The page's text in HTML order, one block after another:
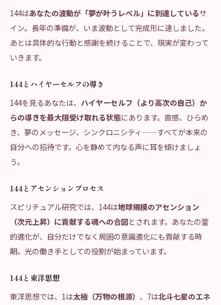
144はあなたの波動が「夢が叶うレベル」に到達しているサ
イン。長年の準備が、いま波動として完成形に達しました。
あとは具体的な行動と感謝を続けることで、現実が変わって
いきます。
144とハイヤーセルフの導き
144を見るあなたは、 ハイヤーセルフ（より高次の自己）か
らの導きを最大限受け取れる状態にあります。直感、ひらめ
き、夢のメッセージ、シンクロニシティ——すべてが本来の
自分への招待です。心を静めて内なる声に耳を傾けましょ
う。
144とアセンションプロセス
スピリチュアル研究では、144は地球規模のアセンション
（次元上昇）に貢献する魂への合図とされます。あなたの霊
的進化が、自分だけでなく周囲の意識進化にも貢献する時
期。光の働き手としての役割が始まっています。
144と東洋思想
東洋思想では、1は太極（万物の根源） 、7は北斗七星のエネ